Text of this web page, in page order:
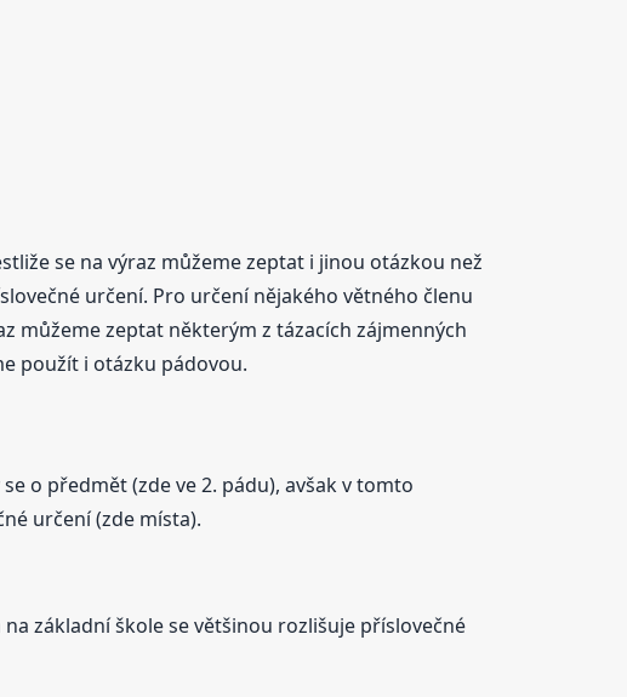
se na výraz můžeme zeptat i jinou otázkou než
určení. Pro určení nějakého větného členu
můžeme zeptat některým z tázacích zájmenných
použít i otázku pádovou.
se o předmět (zde ve 2. pádu), avšak v tomto
určení (zde místa).
základní škole se většinou rozlišuje příslovečné